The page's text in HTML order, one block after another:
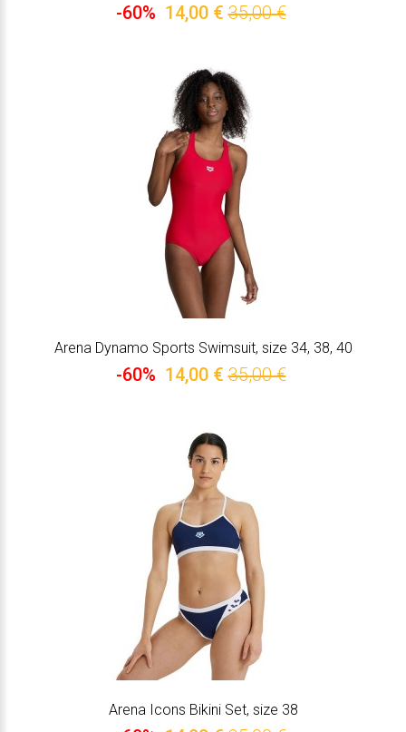
-60% 14,00 € 35,00 €
Arena Dynamo Sports Swimsuit, size 34, 38, 40
-60% 14,00 € 35,00 €
Arena Icons Bikini Set, size 38